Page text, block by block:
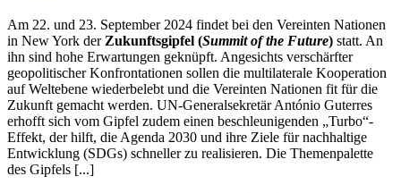
Am 22. und 23. September 2024 findet bei den Vereinten Nationen
in New York der Zukunftsgipfel (Summit of the Future) statt. An
ihn sind hohe Erwartungen geknüpft. Angesichts verschärfter
geopolitischer Konfrontationen sollen die multilaterale Kooperation
auf Weltebene wiederbelebt und die Vereinten Nationen fit für die
Zukunft gemacht werden. UN-Generalsekretär António Guterres
erhofft sich vom Gipfel zudem einen beschleunigenden „Turbo“-
Effekt, der hilft, die Agenda 2030 und ihre Ziele für nachhaltige
Entwicklung (SDGs) schneller zu realisieren. Die Themenpalette
des Gipfels [...]